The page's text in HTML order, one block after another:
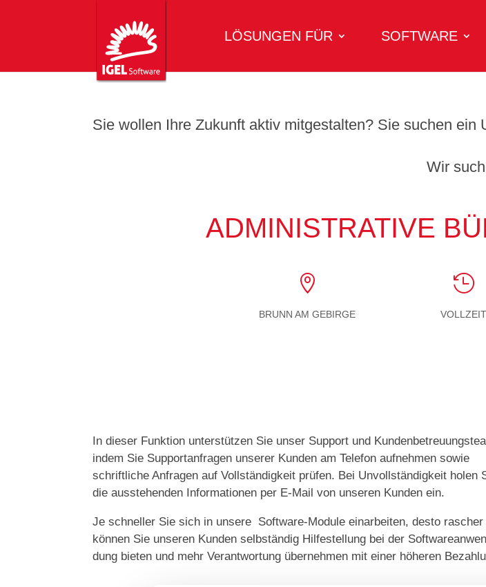
LÖSUNGEN FÜR SOFTWARE
Sie wollen Ihre Zukunft aktiv mitgestalten? Sie suchen ein
Wir
ADMINISTRATIVE

BRUNN AM GEBIRGE

VOLLZEIT
In dieser Funktion unterstützen Sie unser Support und
indem Sie Supportanfragen unserer Kunden am Telefon aufnehmen sowie
schriftliche Anfragen auf Vollständigkeit prüfen. Bei Unvollständigkeit holen
die ausstehenden Informationen per E-Mail von unseren Kunden ein.
Je schneller Sie sich in unsere Software-Module einarbeiten, desto rascher
können Sie unseren Kunden selbständig Hilfestellung bei der
dung bieten und mehr Verantwortung übernehmen mit einer höheren